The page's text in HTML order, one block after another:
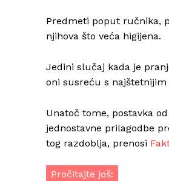
Predmeti poput ručnika,
njihova što veća higijena.
Jedini slučaj kada je
oni susreću s
Unatoč tome, postavka
jednostavne prilagodbe
tog razdoblja, prenosi
Pročitajte još: